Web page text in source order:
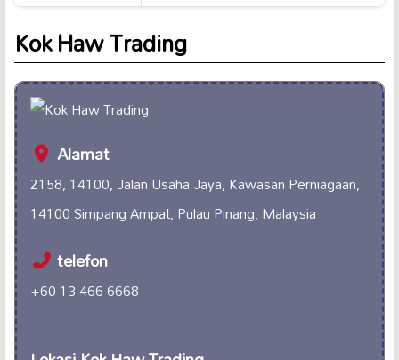
Kok Haw Trading
Alamat
2158, 14100, Jalan Usaha Jaya, Kawasan Perniagaan,
14100 Simpang Ampat, Pulau Pinang, Malaysia
telefon
+60 13-466 6668